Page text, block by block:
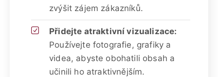
zvýšit zájem zákazníků.
Přidejte atraktivní vizualizace:
Používejte fotografie, grafiky a
videa, abyste obohatili obsah a
učinili ho atraktivnějším.